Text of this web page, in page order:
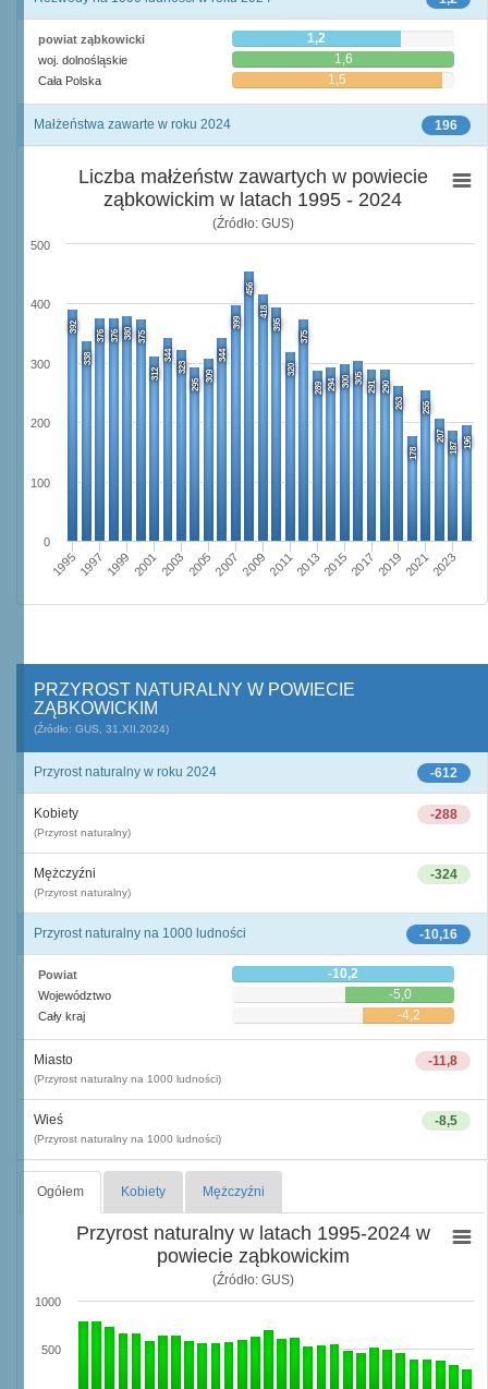
powiat ząbkowicki 1,2
woj. dolnośląskie 1,6
Cała Polska 1,5
196
Małżeństwa zawarte w roku 2024
Liczba małżeństw zawartych w powiecie
ząbkowickim w latach 1995 - 2024
(Źródło: GUS)
392
338
376 376 380 375
312
344
323
295
309
344
399
456
418
395
320
375
289 294 300 305
291 290
263
178
255
207
187 196
19951997 1999 20012003 20052007 20092011201320152017 201920212023
0
100
200
300
400
500
PRZYROST NATURALNY W POWIECIE
ZĄBKOWICKIM
(Źródło: GUS, 31.XII.2024)
-612
Przyrost naturalny w roku 2024
-288
Kobiety
(Przyrost naturalny)
-324
Mężczyźni
(Przyrost naturalny)
-10,16
Przyrost naturalny na 1000 ludności
Powiat -10,2
Województwo -5,0
Cały kraj -4,2
-11,8
Miasto
(Przyrost naturalny na 1000 ludności)
-8,5
Wieś
(Przyrost naturalny na 1000 ludności)
Ogółem Kobiety Mężczyźni
Przyrost naturalny w latach 1995-2024 w
powiecie ząbkowickim
(Źródło: GUS)
500
1000